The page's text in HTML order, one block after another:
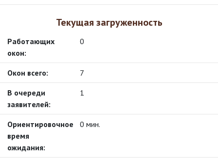
Текущая загруженность
работающих
окон:
0
окон всего: 7
в очереди
заявителей:
1
ориентировочное
время
ожидания:
0 мин.